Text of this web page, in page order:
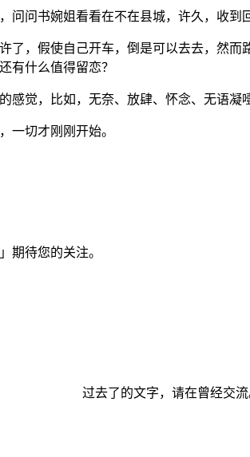
问问书婉姐看看在不在县城，许久，收到
了，假使自己开车，倒是可以去去，然
什么值得留恋？
感觉，比如，无奈、放肆、怀念、无语凝
一切才刚刚开始。
期待您的关注。
过去了的文字，请在曾经交